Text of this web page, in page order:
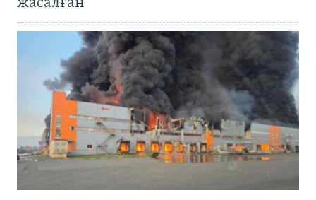
жасалған